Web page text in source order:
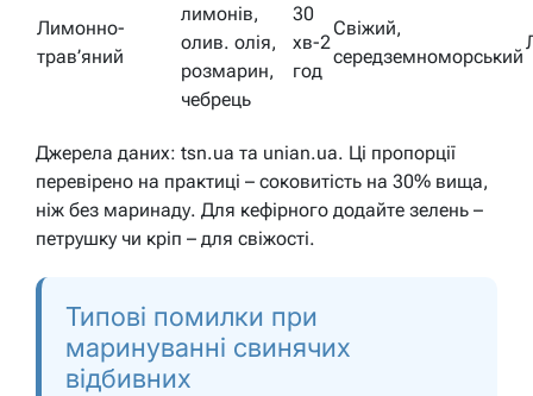
Лимонно-
трав’яний
лимонів,
олив. олія,
розмарин,
чебрець
30
хв-2
год
Свіжий,
середземноморський
Джерела даних: tsn.ua та unian.ua. Ці пропорції
перевірено на практиці – соковитість на 30% вища,
ніж без маринаду. Для кефірного додайте зелень –
петрушку чи кріп – для свіжості.
Типові помилки при
маринуванні свинячих
відбивних